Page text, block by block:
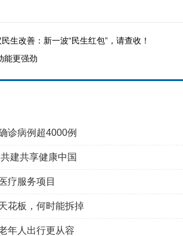
生改善：新一波“民生红包”，请查收！
能更强劲
诊病例超4000例
建共享健康中国
疗服务项目
花板，何时能拆掉
年人出行更从容